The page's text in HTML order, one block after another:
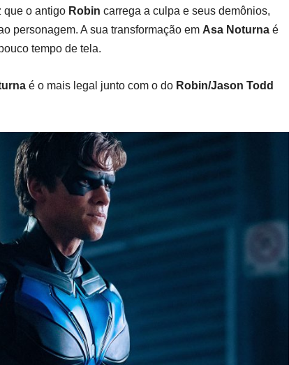
que o antigo Robin carrega a culpa e seus demônios,
personagem. A sua transformação em Asa Noturna é
tempo de tela.
é o mais legal junto com o do Robin/Jason Todd